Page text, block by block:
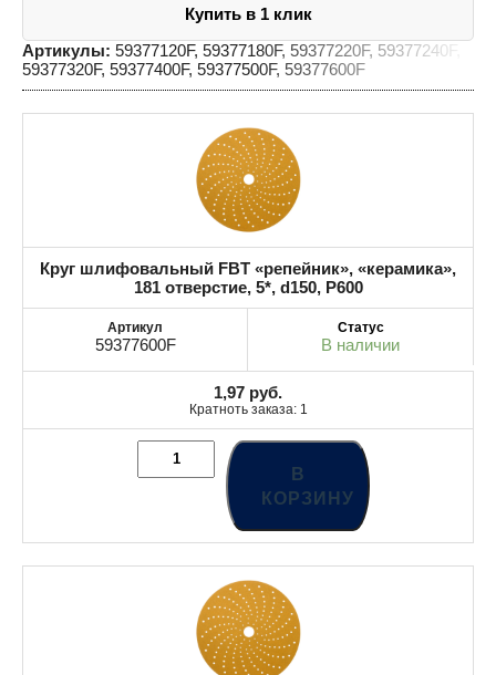
Купить в 1 клик
Артикулы: 59377120F, 59377180F, 59377220F, 59377240F,
59377320F, 59377400F, 59377500F, 59377600F
Круг шлифовальный FBT «репейник», «керамика»,
181 отверстие, 5*, d150, P600
59377600F В наличии
1,97 руб.
Кратноть заказа: 1
В
КОРЗИНУ